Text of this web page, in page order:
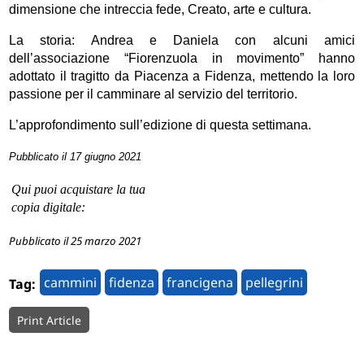
dimensione che intreccia fede, Creato, arte e cultura.
La storia: Andrea e Daniela con alcuni amici
dell’associazione “Fiorenzuola in movimento” hanno
adottato il tragitto da Piacenza a Fidenza, mettendo la loro
passione per il camminare al servizio del territorio.
L’approfondimento sull’edizione di questa settimana.
Pubblicato il 17 giugno 2021
Qui puoi acquistare la tua
copia digitale:
Pubblicato il 25 marzo 2021
Tag: cammini fidenza francigena pellegrini
Print Article